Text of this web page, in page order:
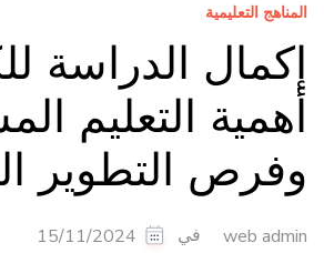
المناهج التعليمية
إكمال الدراسة
أهمية التعليم
وفرص التطوير
web admin في 15/11/2024